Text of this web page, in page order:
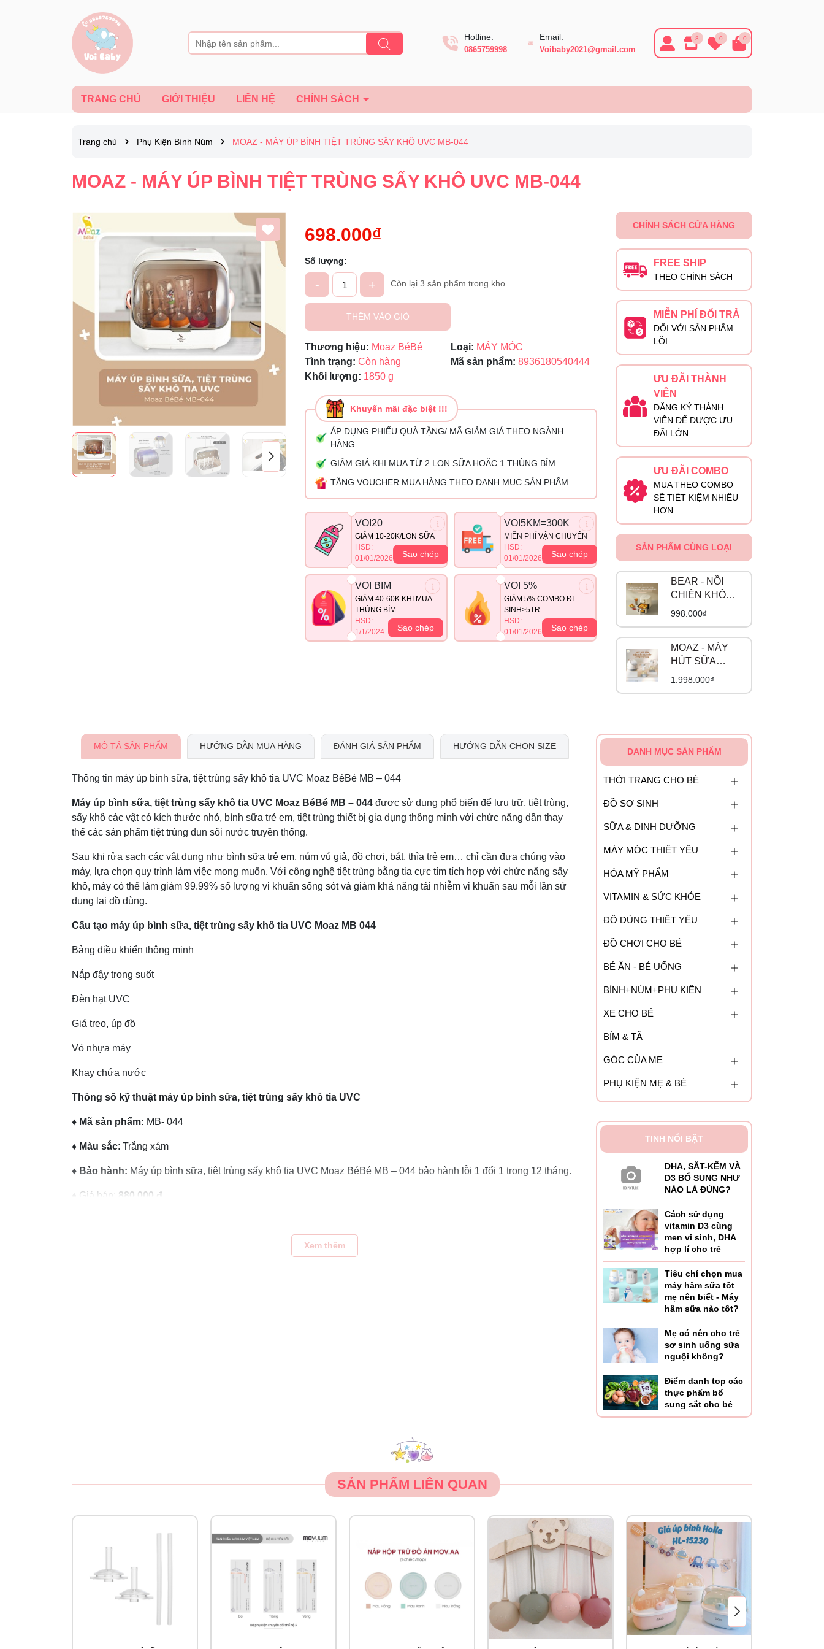
Hotline:
0865759998
Email:
Voibaby2021@gmail.com
8 0 0
TRANG CHỦ GIỚI THIỆU LIÊN HỆ CHÍNH SÁCH
Trang chủ Phụ Kiện Bình Núm MOAZ - MÁY ÚP BÌNH TIỆT TRÙNG SẤY KHÔ UVC MB-044
MOAZ - MÁY ÚP BÌNH TIỆT TRÙNG SẤY KHÔ UVC MB-044
698.000₫
Số lượng:
- + Còn lại 3 sản phẩm trong kho
THÊM VÀO GIỎ
Thương hiệu: Moaz BéBé Loại: MÁY MÓC
Tình trạng: Còn hàng Mã sản phẩm: 8936180540444
Khối lượng: 1850 g
Khuyến mãi đặc biệt !!!
ÁP DỤNG PHIẾU QUÀ TẶNG/ MÃ GIẢM GIÁ THEO NGÀNH
HÀNG
GIẢM GIÁ KHI MUA TỪ 2 LON SỮA HOẶC 1 THÙNG BỈM
TẶNG VOUCHER MUA HÀNG THEO DANH MỤC SẢN PHẨM
VOI20
GIẢM 10-20K/LON SỮA
HSD:
01/01/2026
Sao chép
VOI5KM=300K
MIỄN PHÍ VẬN CHUYỂN
HSD:
01/01/2026
Sao chép
VOI BIM
GIẢM 40-60K KHI MUA
THÙNG BỈM
HSD:
1/1/2024
Sao chép
VOI 5%
GIẢM 5% COMBO ĐI
SINH>5TR
HSD:
01/01/2026
Sao chép
Mã giảm giá:
Ngày hết hạn:
CHÍNH SÁCH CỬA HÀNG
FREE SHIP
THEO CHÍNH SÁCH
MIỄN PHÍ ĐỔI TRẢ
ĐỐI VỚI SẢN PHẨM
LỖI
ƯU ĐÃI THÀNH
VIÊN
ĐĂNG KÝ THÀNH
VIÊN ĐỂ ĐƯỢC ƯU
ĐÃI LỚN
ƯU ĐÃI COMBO
MUA THEO COMBO
SẼ TIẾT KIỆM NHIỀU
HƠN
SẢN PHẨM CÙNG LOẠI
BEAR - NỒI
CHIÊN KHÔNG
DẦU AF-
998.000₫
MOAZ - MÁY
HÚT SỮA
ĐIỆN ĐÔI CAO
1.998.000₫
MÔ TẢ SẢN PHẨM HƯỚNG DẪN MUA HÀNG ĐÁNH GIÁ SẢN PHẨM HƯỚNG DẪN CHỌN SIZE
Thông tin máy úp bình sữa, tiệt trùng sấy khô tia UVC Moaz BéBé MB – 044
Máy úp bình sữa, tiệt trùng sấy khô tia UVC Moaz BéBé MB – 044 được sử dụng phổ biến để lưu trữ, tiệt trùng,
sấy khô các vật có kích thước nhỏ, bình sữa trẻ em, tiệt trùng thiết bị gia dụng thông minh với chức năng dần thay
thế các sản phẩm tiệt trùng đun sôi nước truyền thống.
Sau khi rửa sạch các vật dụng như bình sữa trẻ em, núm vú giả, đồ chơi, bát, thìa trẻ em… chỉ cần đưa chúng vào
máy, lựa chọn quy trình làm việc mong muốn. Với công nghệ tiệt trùng bằng tia cực tím tích hợp với chức năng sấy
khô, máy có thể làm giảm 99.99% số lượng vi khuẩn sống sót và giảm khả năng tái nhiễm vi khuẩn sau mỗi lần sử
dụng lại đồ dùng.
Cấu tạo máy úp bình sữa, tiệt trùng sấy khô tia UVC Moaz MB 044
Bảng điều khiển thông minh
Nắp đậy trong suốt
Đèn hạt UVC
Giá treo, úp đồ
Vỏ nhựa máy
Khay chứa nước
Thông số kỹ thuật máy úp bình sữa, tiệt trùng sấy khô tia UVC
♦ Mã sản phẩm: MB- 044
♦ Màu sắc: Trắng xám
♦ Bảo hành: Máy úp bình sữa, tiệt trùng sấy khô tia UVC Moaz BéBé MB – 044 bảo hành lỗi 1 đổi 1 trong 12 tháng.
Giá bán: 880.000 đ
Máy úp bình sữa, tiệt trùng và sấy khô Moaz BéBé MB – 044 phiên bản thứ 1
Storage: Chức năng bảo quản đồ dùng trong môi trường vô trùng 72 giờ. Cứ sau 4 tiếng máy sẽ chạy lại quy trình
Máy tiệt trùng uv moaz bebe nhiều công dụng nổi bật
Ưu điểm máy tiệt trùng uv moaz bebe mb 044
Máy úp bình sữa, tiệt trùng sấy khô tia UVC MB – 044
là siêu phẩm của nhãn hàng Moaz BéBé giúp bố mẹ đánh
bay vi khuẩn trong bình sữa, dụng cụ ăn dặm và đồ dùng của con yêu. Máy sử dụng đèn UVC LED công nghệ tiệt
trùng tia cực tím tốt nhất hiện nay. Với 3 tính năng tích hợp: úp bình, tiệt trùng, sấy khô chiếc máy này hoàn toàn
Xem thêm
DANH MỤC SẢN PHẨM
THỜI TRANG CHO BÉ
ĐỒ SƠ SINH
SỮA & DINH DƯỠNG
MÁY MÓC THIẾT YẾU
HÓA MỸ PHẨM
VITAMIN & SỨC KHỎE
ĐỒ DÙNG THIẾT YẾU
ĐỒ CHƠI CHO BÉ
BÉ ĂN - BÉ UỐNG
BÌNH+NÚM+PHỤ KIỆN
XE CHO BÉ
BỈM & TÃ
GÓC CỦA MẸ
PHỤ KIỆN MẸ & BÉ
TINH NỔI BẬT
DHA, SẮT-KẼM VÀ
D3 BỔ SUNG NHƯ
NÀO LÀ ĐÚNG?
Cách sử dụng
vitamin D3 cùng
men vi sinh, DHA
hợp lí cho trẻ
Tiêu chí chọn mua
máy hâm sữa tốt
mẹ nên biết - Máy
hâm sữa nào tốt?
Mẹ có nên cho trẻ
sơ sinh uống sữa
nguội không?
Điểm danh top các
thực phẩm bổ
sung sắt cho bé
SẢN PHẨM LIÊN QUAN